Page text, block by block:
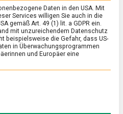
grünt
Johannes Commenton
Es
grünt
Tore zum regionalen
der
besuchte die Highlights
Daten in den USA. Mit
Services willigen Sie auch in die
gemäß Art. 49 (1) lit. a GDPR ein.
mit unzureichendem Datenschutz
beispielsweise die Gefahr, dass US-
in Überwachungsprogrammen
und Europäer eine
Gruppen, für die eine